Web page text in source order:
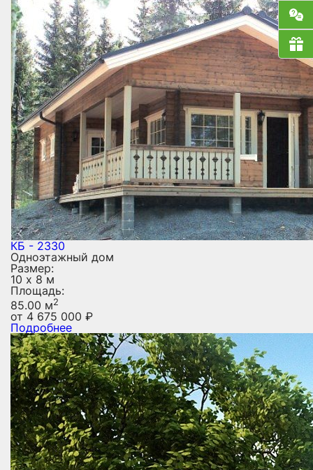
КБ - 2330
Одноэтажный дом
Размер:
10 х 8 м
Площадь:
85.00 м2
от 4 675 000 ₽
Подробнее